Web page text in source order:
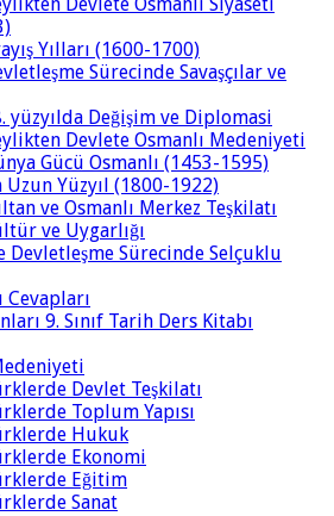
Yılları (1600-1700)
Sürecinde Savaşçılar ve
yüzyılda Değişim ve Diplomasi
Devlete Osmanlı Medeniyeti
Gücü Osmanlı (1453-1595)
Uzun Yüzyıl (1800-1922)
ve Osmanlı Merkez Teşkilatı
ve Uygarlığı
Devletleşme Sürecinde Selçuklu
Cevapları
9. Sınıf Tarih Ders Kitabı
Devlet Teşkilatı
Toplum Yapısı
Hukuk
Ekonomi
Eğitim
Sanat